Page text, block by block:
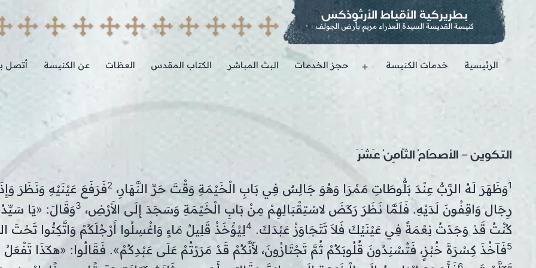
بطريركية الأقباط الأرثوذكس
كنيسة القديسة السيدة العذراء مريم بأرض الجولف
الرئيسية خدمات الكنيسة
Open
حجز الخدمات البث المباشر الكتاب المقدس العظات عن الكنيسة أتصل
التكوين – الأصحَاحُ الثَّامِنُ عَشَرَ
1وَظَهَرَ لَهُ الرَّبُّ عِنْدَ بَلُّوطَاتِ مَمْرَا وَهُوَ جَالِسٌ فِي بَابِ الْخَيْمَةِ وَقْتَ حَرِّ النَّهَارِ، 2فَرَفَعَ عَيْنَيْهِ وَنَظَرَ
رِجَال وَاقِفُونَ لَدَيْهِ. فَلَمَّا نَظَرَ رَكَضَ لاسْتِقْبَالِهِمْ مِنْ بَابِ الْخَيْمَةِ وَسَجَدَ إِلَى الأَرْضِ، 3وَقَالَ: «يَا
كُنْتُ قَدْ وَجَدْتُ نِعْمَةً فِي عَيْنَيْكَ فَلاَ تَتَجَاوَزْ عَبْدَكَ. 4لِيُؤْخَذْ قَلِيلُ مَاءٍ وَاغْسِلُوا أَرْجُلَكُمْ وَاتَّكِئُوا تَحْتَ
5فَآخُذَ كِسْرَةَ خُبْزٍ، فَتُسْنِدُونَ قُلُوبَكُمْ ثُمَّ تَجْتَازُونَ، لأَنَّكُمْ قَدْ مَرَرْتُمْ عَلَى عَبْدِكُمْ». فَقَالُوا: «هكَذَا تَفْعَلُ